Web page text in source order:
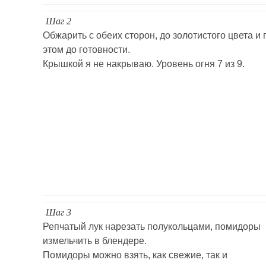
Шаг 2
Обжарить с обеих сторон, до золотистого цвета и
этом до готовности.
Крышкой я не накрываю. Уровень огня 7 из 9.
Шаг 3
Репчатый лук нарезать полукольцами, помидоры
измельчить в блендере.
Помидоры можно взять, как свежие, так и